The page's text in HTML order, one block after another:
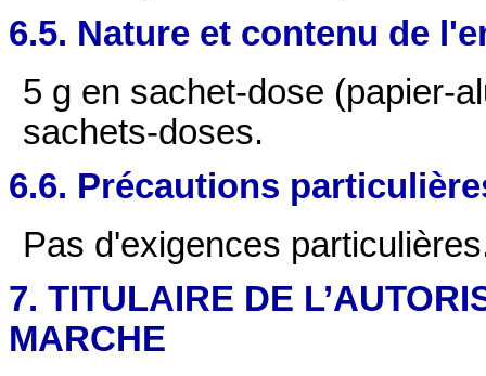
6.5. Nature et contenu de
5 g en sachet-dose (papier-
sachets-doses.
6.6. Précautions
Pas d'exigences
7. TITULAIRE DE
MARCHE